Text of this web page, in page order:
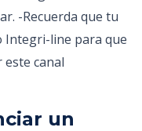
-Recuerda que tu
Integri-line para que
canal
un